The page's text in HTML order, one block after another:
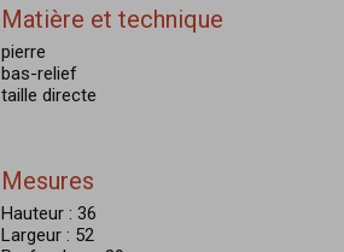
Matière et technique
pierre
bas-relief
taille directe
Mesures
Hauteur : 36
Largeur : 52